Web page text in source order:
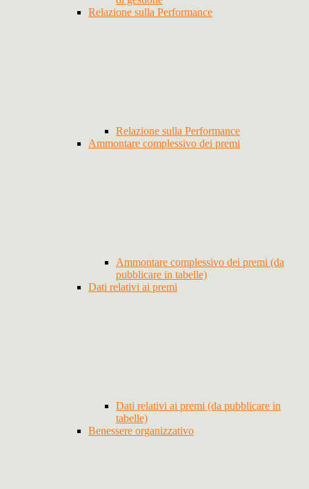
Relazione sulla Performance
Relazione sulla Performance
Ammontare complessivo dei premi
Ammontare complessivo dei premi (da
pubblicare in tabelle)
Dati relativi ai premi
Dati relativi ai premi (da pubblicare in
tabelle)
Benessere organizzativo